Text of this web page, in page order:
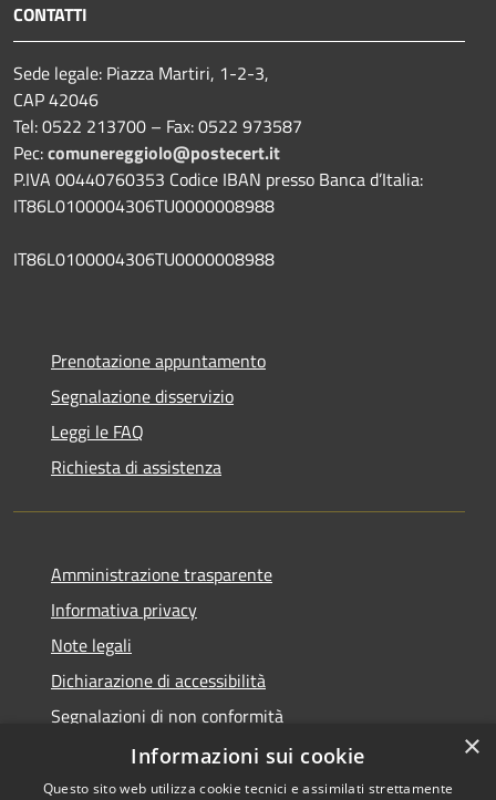
CONTATTI
Sede legale: Piazza Martiri, 1-2-3,
CAP 42046
Tel: 0522 213700 – Fax: 0522 973587
Pec:comunereggiolo@postecert.it
P.IVA 00440760353 Codice IBAN presso Banca d’Italia:
IT86L0100004306TU0000008988
IT86L0100004306TU0000008988
Prenotazione appuntamento
Segnalazione disservizio
Leggi le FAQ
Richiesta di assistenza
Amministrazione trasparente
Informativa privacy
Note legali
Dichiarazione di accessibilità
Segnalazioni di non conformità
×
Informazioni sui cookie
Questo sito web utilizza cookie tecnici e assimilati strettamente